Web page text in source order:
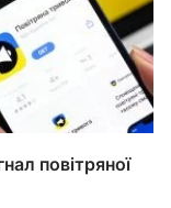
повітряної